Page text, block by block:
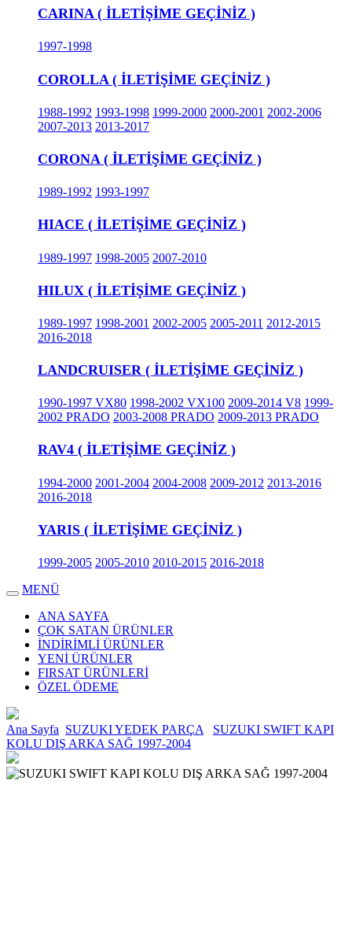
CARINA ( İLETİŞİME GEÇİNİZ )
1997-1998
COROLLA ( İLETİŞİME GEÇİNİZ )
1988-1992 1993-1998 1999-2000 2000-2001 2002-2006
2007-2013 2013-2017
CORONA ( İLETİŞİME GEÇİNİZ )
1989-1992 1993-1997
HIACE ( İLETİŞİME GEÇİNİZ )
1989-1997 1998-2005 2007-2010
HILUX ( İLETİŞİME GEÇİNİZ )
1989-1997 1998-2001 2002-2005 2005-2011 2012-2015
2016-2018
LANDCRUISER ( İLETİŞİME GEÇİNİZ )
1990-1997 VX80 1998-2002 VX100 2009-2014 V8 1999-
2002 PRADO 2003-2008 PRADO 2009-2013 PRADO
RAV4 ( İLETİŞİME GEÇİNİZ )
1994-2000 2001-2004 2004-2008 2009-2012 2013-2016
2016-2018
YARIS ( İLETİŞİME GEÇİNİZ )
1999-2005 2005-2010 2010-2015 2016-2018
MENÜ
ANA SAYFA
ÇOK SATAN ÜRÜNLER
İNDİRİMLİ ÜRÜNLER
YENİ ÜRÜNLER
FIRSAT ÜRÜNLERİ
ÖZEL ÖDEME
Ana Sayfa SUZUKI YEDEK PARÇA
SUZUKI SWIFT KAPI
KOLU DIŞ ARKA SAĞ 1997-2004